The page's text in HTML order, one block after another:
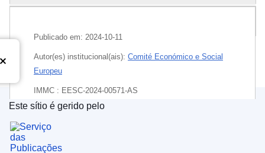
Publicado em: 2024-10-11
Autor(es) institucional(ais): Comité Económico e Social
Europeu
IMMC : EESC-2024-00571-AS
Serviço das Publicações da União Europeia
Este sítio é gerido pelo